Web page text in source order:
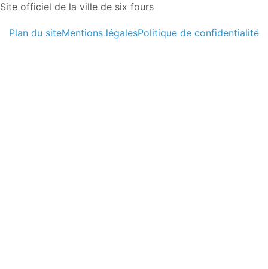
Site officiel de la ville de six fours
Plan du siteMentions légalesPolitique de confidentialité